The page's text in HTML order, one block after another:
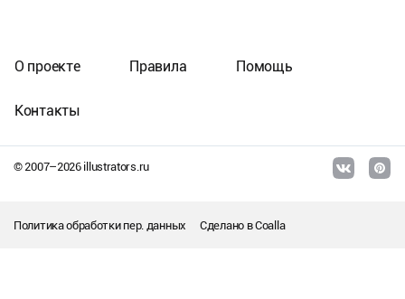
© 2007–2026illustrators.ru
О проекте Правила Помощь
Контакты
Политика обработки пер. данных Сделано вCoalla